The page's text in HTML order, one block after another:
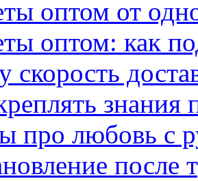
оптом от
оптом: как
скорость
знания
про любовь с
после